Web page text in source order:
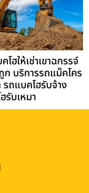
โฮให้เช่าเขาฉกรรจ์
ก บริการรถแม็คโคร
รถแบคโฮรับจ้าง
รับเหมา